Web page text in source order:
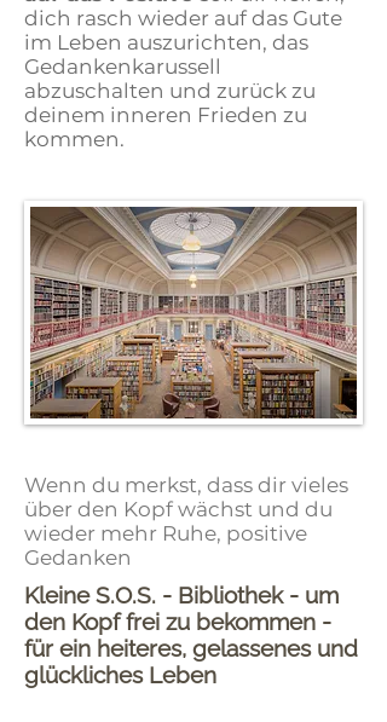
dich rasch wieder auf das Gute
im Leben auszurichten, das
Gedankenkarussell
abzuschalten und zurück zu
deinem inneren Frieden zu
kommen.
Wenn du merkst, dass dir vieles
über den Kopf wächst und du
wieder mehr Ruhe, positive
Gedanken
Kleine S.O.S. - Bibliothek - um
den Kopf frei zu bekommen -
für ein heiteres, gelassenes und
glückliches Leben